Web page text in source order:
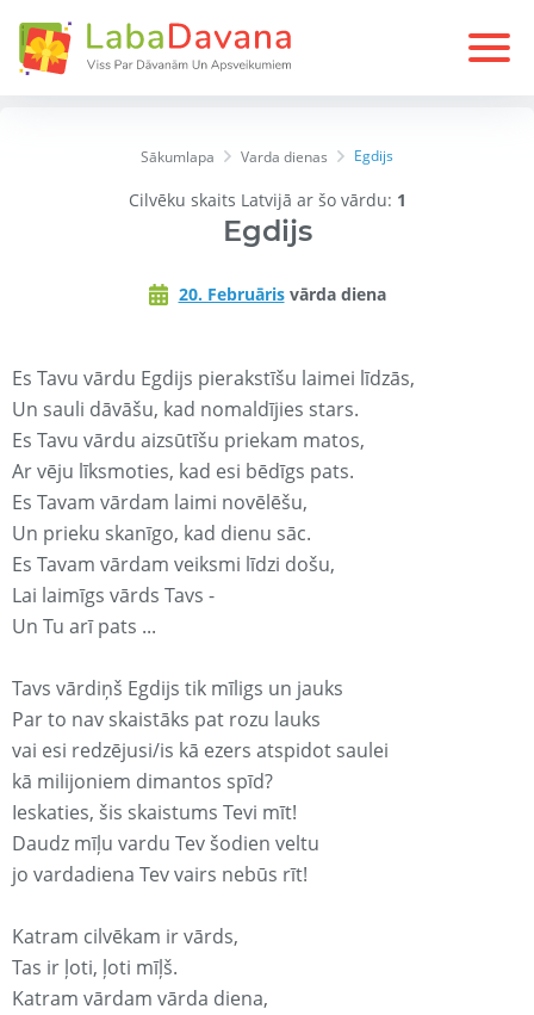
Sākumlapa Varda dienas Egdijs
Cilvēku skaits Latvijā ar šo vārdu: 1
Egdijs
20. Februārisvārda diena
Es Tavu vārdu Egdijs pierakstīšu laimei līdzās,
Un sauli dāvāšu, kad nomaldījies stars.
Es Tavu vārdu aizsūtīšu priekam matos,
Ar vēju līksmoties, kad esi bēdīgs pats.
Es Tavam vārdam laimi novēlēšu,
Un prieku skanīgo, kad dienu sāc.
Es Tavam vārdam veiksmi līdzi došu,
Lai laimīgs vārds Tavs -
Un Tu arī pats ...
Tavs vārdiņš Egdijs tik mīligs un jauks
Par to nav skaistāks pat rozu lauks
vai esi redzējusi/is kā ezers atspidot saulei
kā milijoniem dimantos spīd?
Ieskaties, šis skaistums Tevi mīt!
Daudz mīļu vardu Tev šodien veltu
jo vardadiena Tev vairs nebūs rīt!
Katram cilvēkam ir vārds,
Tas ir ļoti, ļoti mīļš.
Katram vārdam vārda diena,